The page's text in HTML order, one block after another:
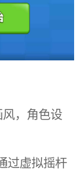
，角色设
过虚拟摇杆